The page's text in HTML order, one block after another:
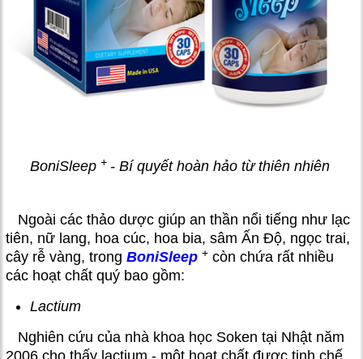
BoniSleep + - Bí quyết hoàn hảo từ thiên nhiên
Ngoài các thảo dược giúp an thần nổi tiếng như lạc
tiên, nữ lang, hoa cúc, hoa bia, sâm Ấn Độ, ngọc trai,
cây rễ vàng, trong BoniSleep + còn chứa rất nhiều
các hoạt chất quý bao gồm:
Lactium
Nghiên cứu của nhà khoa học Soken tại Nhật năm